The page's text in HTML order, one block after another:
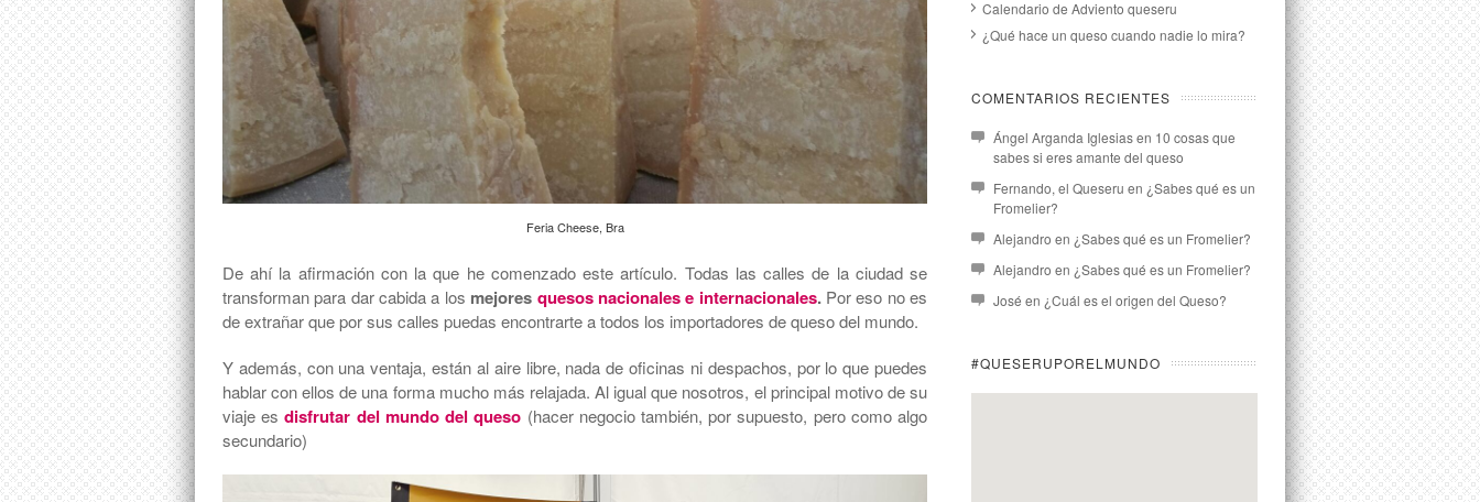
Feria Cheese, Bra
De ahí la afirmación con la que he comenzado este artículo. Todas las calles de la ciudad se
transforman para dar cabida a los mejores quesos nacionales e internacionales.Por eso no es
de extrañar que por sus calles puedas encontrarte a todos los importadores de queso del mundo.
Y además, con una ventaja, están al aire libre, nada de oficinas ni despachos, por lo que puedes
hablar con ellos de una forma mucho más relajada. Al igual que nosotros, el principal motivo de su
viaje esdisfrutar del mundo del queso (hacer negocio también, por supuesto, pero como algo
secundario)
Calendario de Adviento queseru
¿Qué hace un queso cuando nadie lo mira?
COMENTARIOS RECIENTES
Ángel Arganda Iglesiasen 10 cosas que
sabes si eres amante del queso
Fernando, el Queseru en ¿Sabes qué es un
Fromelier?
Alejandro en ¿Sabes qué es un Fromelier?
Alejandro en ¿Sabes qué es un Fromelier?
José en ¿Cuál es el origen del Queso?
#QUESERUPORELMUNDO